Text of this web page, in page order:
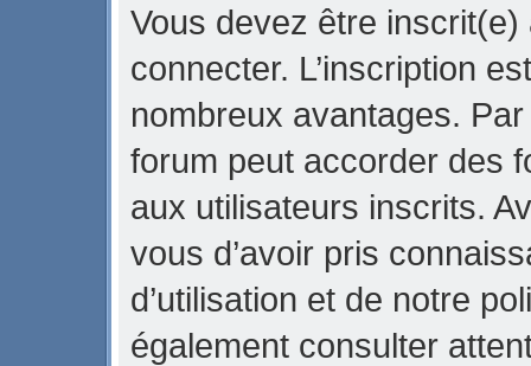
Vous devez être
connecter. L’inscription
nombreux avantages.
forum peut accorder des
aux utilisateurs inscrits.
vous d’avoir pris
d’utilisation et de notre
également consulter